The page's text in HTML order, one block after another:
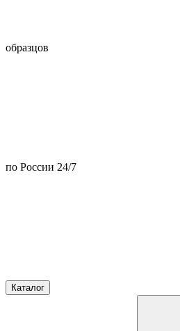
образцов
по России 24/7
Каталог